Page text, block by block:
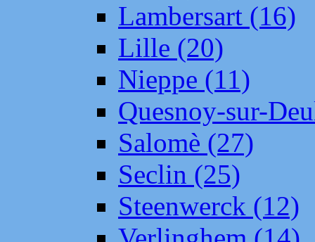
Lambersart (16)
Lille (20)
Nieppe (11)
Quesnoy-sur-
Salomè (27)
Seclin (25)
Steenwerck (12)